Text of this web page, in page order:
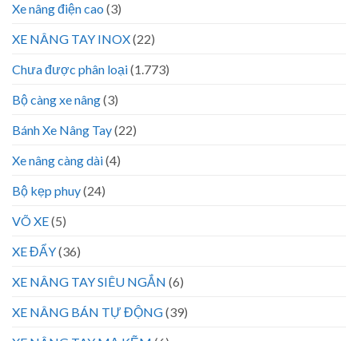
Xe nâng điện cao (3)
XE NÂNG TAY INOX(22)
Chưa được phân loại(1.773)
Bộ càng xe nâng(3)
Bánh Xe Nâng Tay(22)
Xe nâng càng dài(4)
Bộ kẹp phuy(24)
VÕ XE(5)
XE ĐẨY(36)
XE NÂNG TAY SIÊU NGẮN (6)
XE NÂNG BÁN TỰ ĐỘNG(39)